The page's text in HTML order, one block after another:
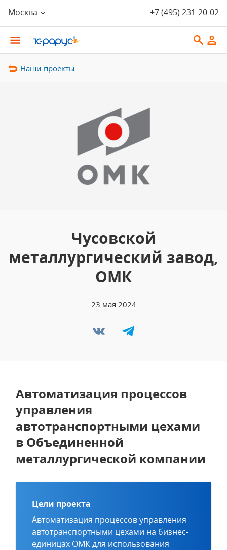
Москва +7 (495) 231-20-02
Наши проекты
23 мая 2024
Чусовской
металлургический завод,
ОМК
Автоматизация процессов
управления
автотранспортными цехами
в Объединенной
металлургической компании
Цели проекта
Автоматизация процессов управления
автотранспортными цехами на бизнес-
единицах ОМК для использования